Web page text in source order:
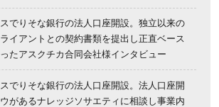
でりそな銀行の法人口座開設。独立以来の
イアントとの契約書類を提出し正直ベース
たアスクチカ合同会社様インタビュー
でりそな銀行の法人口座開設。法人口座開
があるナレッジソサエティに相談し事業内